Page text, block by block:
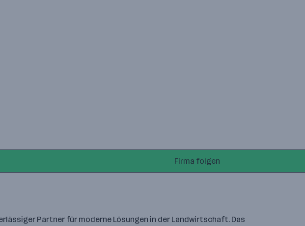
Firma folgen
Partner für moderne Lösungen in der Landwirtschaft. Das